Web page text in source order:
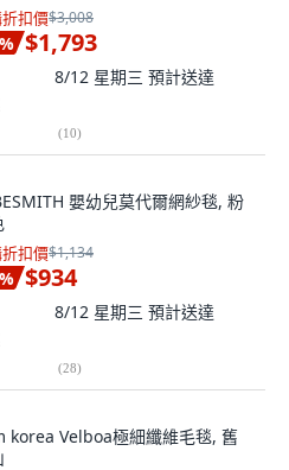
扣價$3,008
% $1,793
8/12 星期三 預計送達
(10)
嬰幼兒莫代爾網紗毯, 粉
扣價$1,134
% $934
8/12 星期三 預計送達
(28)
korea Velboa極細纖維毛毯, 舊